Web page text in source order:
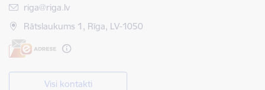
E-pasts:
riga@riga.lv
Rātslaukums 1, Rīga, LV-1050
Visi kontakti